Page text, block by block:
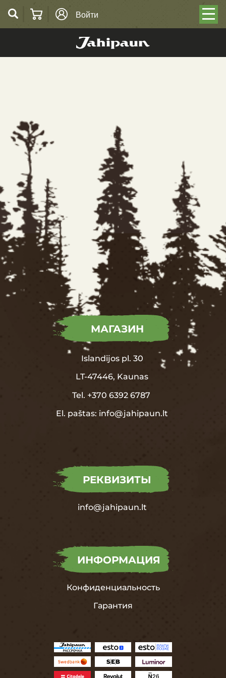
Войти
МАГАЗИН
Islandijos pl. 30
LT-47446, Kaunas
Tel. +370 6392 6787
El. paštas: info@jahipaun.lt
РЕКВИЗИТЫ
info@jahipaun.lt
ИНФОРМАЦИЯ
Конфиденциальность
Гарантия